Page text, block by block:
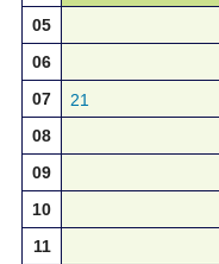
05
06
07
21
08
09
10
11